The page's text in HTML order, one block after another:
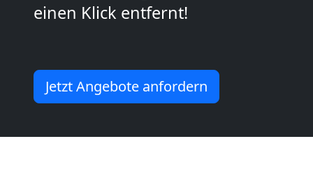
einen Klick entfernt!
Jetzt Angebote anfordern
Umzug
und
Lagerung
Pölten